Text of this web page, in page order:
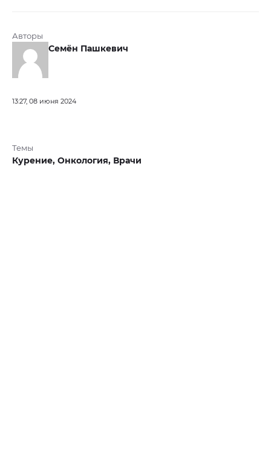
Авторы
Семён Пашкевич
13:27, 08 июня 2024
Темы
Курение, Онкология, Врачи